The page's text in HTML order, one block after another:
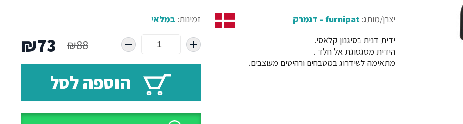
יצרן/מותג: furnipat - דנמרק
ידית דנית בסיגנון קלאסי.
הידית מסגסוגת אל חלד .
מתאימה לשידרוג במטבחים ורהיטים מעוצבים.
זמינות:במלאי
₪88
המחיר
המקורי
היה:
₪88.
₪73
הוספה לסל